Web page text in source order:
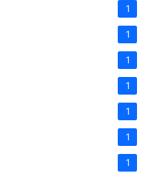
1
1
1
1
1
1
1